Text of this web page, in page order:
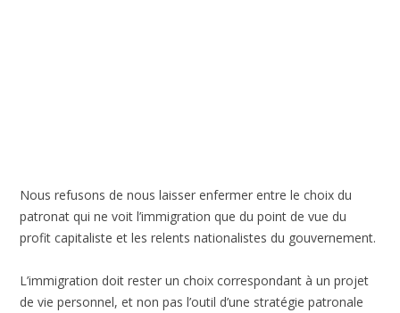
Nous refusons de nous laisser enfermer entre le choix du
patronat qui ne voit l’immigration que du point de vue du
profit capitaliste et les relents nationalistes du gouvernement.
L’immigration doit rester un choix correspondant à un projet
de vie personnel, et non pas l’outil d’une stratégie patronale